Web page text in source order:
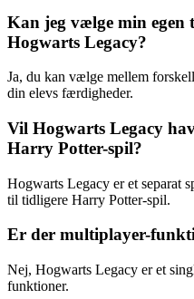
Kan jeg vælge min egen
Hogwarts Legacy?
Ja, du kan vælge mellem
din elevs færdigheder.
Vil Hogwarts Legacy
Harry Potter-spil?
Hogwarts Legacy er et separat
til tidligere Harry Potter-spil.
Er der multiplayer-
Nej, Hogwarts Legacy er et
funktioner.